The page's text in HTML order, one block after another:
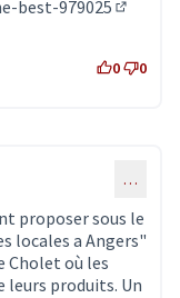
best-979025
0 0
…
proposer sous le
locales a Angers"
Cholet où les
leurs produits. Un